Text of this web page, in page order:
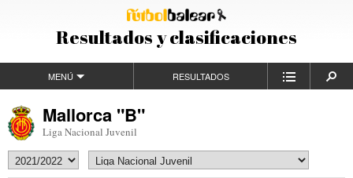
Resultados y clasificaciones
MENÚ RESULTADOS
Mallorca "B"
Liga Nacional Juvenil